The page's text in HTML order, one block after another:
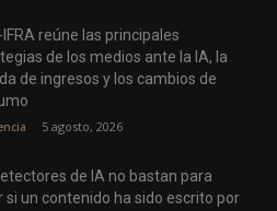
IFRA reúne las principales
de los medios ante la IA, la
de ingresos y los cambios de
5 agosto, 2026
de IA no bastan para
si un contenido ha sido escrito por